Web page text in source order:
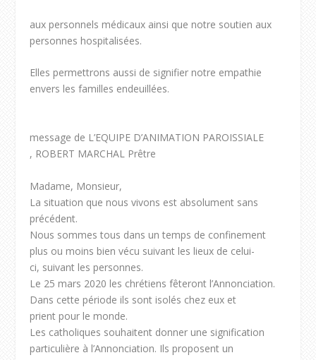
aux personnels médicaux ainsi que notre soutien aux
personnes hospitalisées.
Elles permettrons aussi de signifier notre empathie
envers les familles endeuillées.
message de L’EQUIPE D’ANIMATION PAROISSIALE
, ROBERT MARCHAL Prêtre
Madame, Monsieur,
La situation que nous vivons est absolument sans
précédent.
Nous sommes tous dans un temps de confinement
plus ou moins bien vécu suivant les lieux de celui-
ci, suivant les personnes.
Le 25 mars 2020 les chrétiens fêteront l’Annonciation.
Dans cette période ils sont isolés chez eux et
prient pour le monde.
Les catholiques souhaitent donner une signification
particulière à l’Annonciation. Ils proposent un